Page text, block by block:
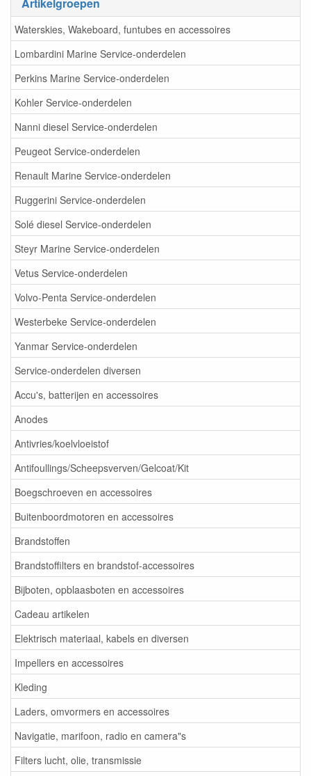
Waterskies, Wakeboard, funtubes en accessoires
Lombardini Marine Service-onderdelen
Perkins Marine Service-onderdelen
Kohler Service-onderdelen
Nanni diesel Service-onderdelen
Peugeot Service-onderdelen
Renault Marine Service-onderdelen
Ruggerini Service-onderdelen
Solé diesel Service-onderdelen
Steyr Marine Service-onderdelen
Vetus Service-onderdelen
Volvo-Penta Service-onderdelen
Westerbeke Service-onderdelen
Yanmar Service-onderdelen
Service-onderdelen diversen
Accu's, batterijen en accessoires
Anodes
Antivries/koelvloeistof
Antifoullings/Scheepsverven/Gelcoat/Kit
Boegschroeven en accessoires
Buitenboordmotoren en accessoires
Brandstoffen
Brandstoffilters en brandstof-accessoires
Bijboten, opblaasboten en accessoires
Cadeau artikelen
Elektrisch materiaal, kabels en diversen
Impellers en accessoires
Kleding
Laders, omvormers en accessoires
Navigatie, marifoon, radio en camera"s
Filters lucht, olie, transmissie